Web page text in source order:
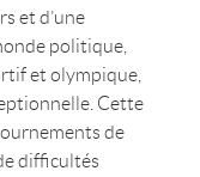
et d’une
politique,
et olympique,
Cette
de
difficultés